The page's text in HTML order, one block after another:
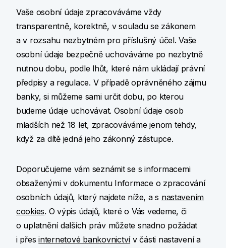
Vaše osobní údaje zpracováváme vždy
transparentně, korektně, v souladu se zákonem
a v rozsahu nezbytném pro příslušný účel. Vaše
osobní údaje bezpečně uchováváme po nezbytně
nutnou dobu, podle lhůt, které nám ukládají právní
předpisy a regulace. V případě oprávněného zájmu
banky, si můžeme sami určit dobu, po kterou
budeme údaje uchovávat. Osobní údaje osob
mladších než 18 let, zpracováváme jenom tehdy,
když za dítě jedná jeho zákonný zástupce.
Doporučujeme vám seznámit se s informacemi
obsaženými v dokumentu Informace o zpracování
osobních údajů, který najdete níže, a s nastavením
cookies. O výpis údajů, které o Vás vedeme, či
o uplatnění dalších práv můžete snadno požádat
i přesinternetové bankovnictvív části nastavení a